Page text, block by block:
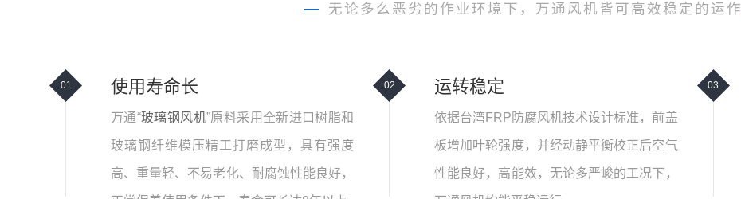
— 无论多么恶劣的作业环境下，万通风机皆可高效稳定的运作
01 使用寿命长
万通“玻璃钢风机”原料采用全新进口树脂和
玻璃钢纤维模压精工打磨成型，具有强度
高、重量轻、不易老化、耐腐蚀性能良好，
02 运转稳定
依据台湾FRP防腐风机技术设计标准，前盖
板增加叶轮强度，并经动静平衡校正后空气
性能良好，高能效，无论多严峻的工况下，
03